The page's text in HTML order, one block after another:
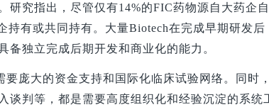
研究指出，尽管仅有14%的FIC药物源自大药企
持有或共同持有。大量Biotech在完成早期研发后
备独立完成后期开发和商业化的能力。
要庞大的资金支持和国际化临床试验网络。同时
谈判等，都是需要高度组织化和经验沉淀的系统